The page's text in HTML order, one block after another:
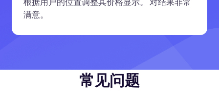
满意。
常见问题